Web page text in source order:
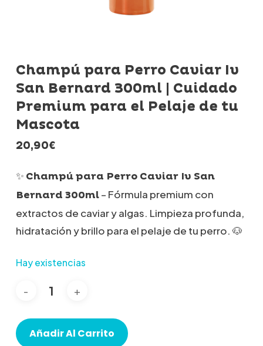
Champú para Perro Caviar Iv
San Bernard 300ml | Cuidado
Premium para el Pelaje de tu
Mascota
20,90€
✨ Champú para Perro Caviar Iv San
Bernard 300ml– Fórmula premium con
extractos de caviar y algas. Limpieza profunda,
hidratación y brillo para el pelaje de tu perro. 🐶
Hay existencias
Añadir Al Carrito